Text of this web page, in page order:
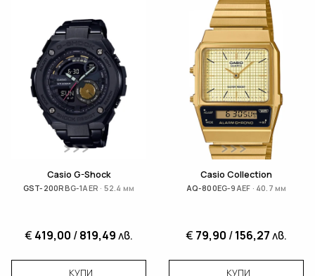
Casio G-Shock
GST-200RBG-1AER · 52.4 мм
€ 419,00 /819,49лв.
КУПИ
Casio Collection
AQ-800EG-9AEF · 40.7 мм
€ 79,90 /156,27лв.
КУПИ